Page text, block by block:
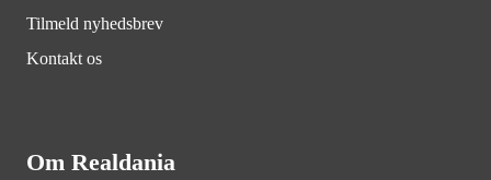
Tilmeld nyhedsbrev
Kontakt os
Om Realdania